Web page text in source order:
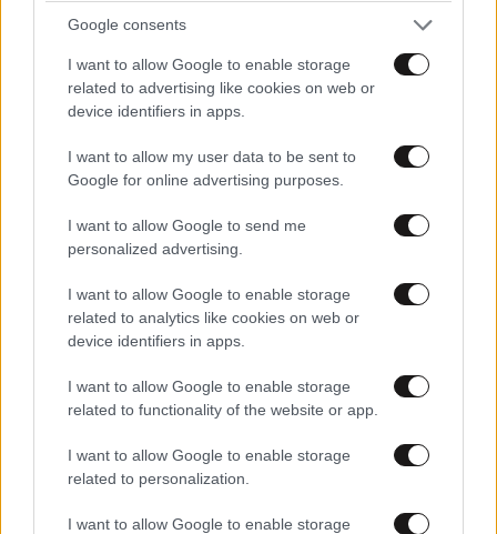
Google consents
I want to allow Google to enable storage
related to advertising like cookies on web or
device identifiers in apps.
I want to allow my user data to be sent to
Google for online advertising purposes.
I want to allow Google to send me
personalized advertising.
I want to allow Google to enable storage
related to analytics like cookies on web or
device identifiers in apps.
I want to allow Google to enable storage
related to functionality of the website or app.
I want to allow Google to enable storage
related to personalization.
I want to allow Google to enable storage
TRENDING